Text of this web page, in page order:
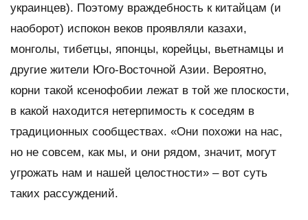
украинцев). Поэтому враждебность к китайцам (и
наоборот) испокон веков проявляли казахи,
монголы, тибетцы, японцы, корейцы, вьетнамцы и
другие жители Юго-Восточной Азии. Вероятно,
корни такой ксенофобии лежат в той же плоскости,
в какой находится нетерпимость к соседям в
традиционных сообществах. «Они похожи на нас,
но не совсем, как мы, и они рядом, значит, могут
угрожать нам и нашей целостности» – вот суть
таких рассуждений.